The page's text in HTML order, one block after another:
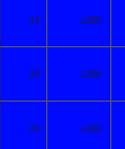
24 ≤280
24 ≤280
24 ≤280